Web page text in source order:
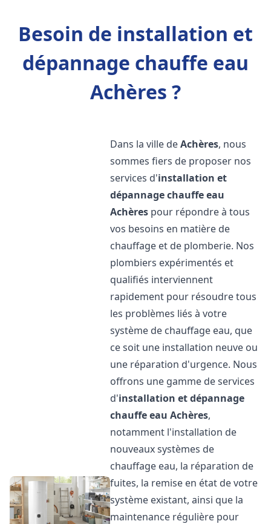
Besoin de installation et
dépannage chauffe eau
Achères ?
Dans la ville deAchères, nous
sommes fiers de proposer nos
services d'installation et
dépannage chauffe eau
Achères pour répondre à tous
vos besoins en matière de
chauffage et de plomberie. Nos
plombiers expérimentés et
qualifiés interviennent
rapidement pour résoudre tous
les problèmes liés à votre
système de chauffage eau, que
ce soit une installation neuve ou
une réparation d'urgence. Nous
offrons une gamme de services
d'installation et dépannage
chauffe eau Achères,
notamment l'installation de
nouveaux systèmes de
chauffage eau, la réparation de
fuites, la remise en état de votre
système existant, ainsi que la
maintenance régulière pour